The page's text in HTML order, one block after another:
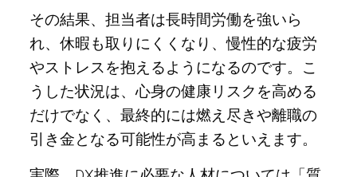
その結果、担当者は長時間労働を強いら
れ、休暇も取りにくくなり、慢性的な疲労
やストレスを抱えるようになるのです。こ
うした状況は、心身の健康リスクを高める
だけでなく、最終的には燃え尽きや離職の
引き金となる可能性が高まるといえます。